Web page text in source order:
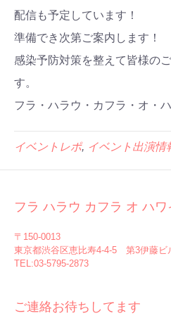
配信も予定しています！
準備でき次第ご案内します！
感染予防対策を整えて皆様の
す。
フラ・ハラウ・カフラ・オ・
イベントレポ, イベント出演情
フラ ハラウ カフラ オ ハワ
〒150-0013
東京都渋谷区恵比寿4-4-5 第3伊藤ビ
TEL:03-5795-2873
ご連絡お待ちしてます